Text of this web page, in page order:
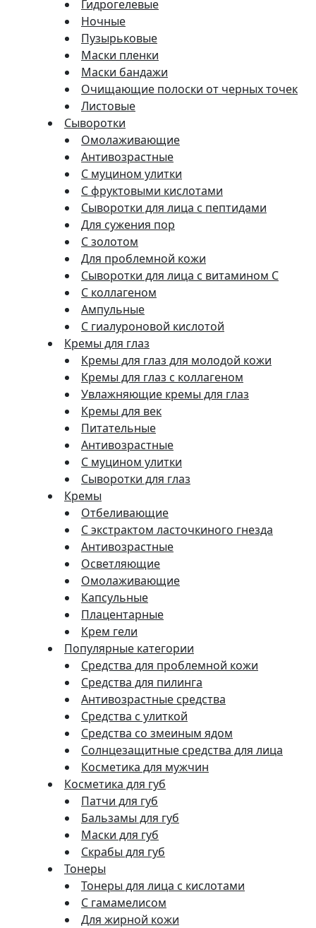
Гидрогелевые
Ночные
Пузырьковые
Маски пленки
Маски бандажи
Очищающие полоски от черных точек
Листовые
Сыворотки
Омолаживающие
Антивозрастные
С муцином улитки
С фруктовыми кислотами
Сыворотки для лица с пептидами
Для сужения пор
С золотом
Для проблемной кожи
Сыворотки для лица с витамином C
С коллагеном
Ампульные
С гиалуроновой кислотой
Кремы для глаз
Кремы для глаз для молодой кожи
Кремы для глаз с коллагеном
Увлажняющие кремы для глаз
Кремы для век
Питательные
Антивозрастные
С муцином улитки
Сыворотки для глаз
Кремы
Отбеливающие
С экстрактом ласточкиного гнезда
Антивозрастные
Осветляющие
Омолаживающие
Капсульные
Плацентарные
Крем гели
Популярные категории
Средства для проблемной кожи
Средства для пилинга
Антивозрастные средства
Средства с улиткой
Средства со змеиным ядом
Солнцезащитные средства для лица
Косметика для мужчин
Косметика для губ
Патчи для губ
Бальзамы для губ
Маски для губ
Скрабы для губ
Тонеры
Тонеры для лица с кислотами
С гамамелисом
Для жирной кожи